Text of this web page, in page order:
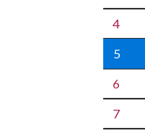
4
5
6
7